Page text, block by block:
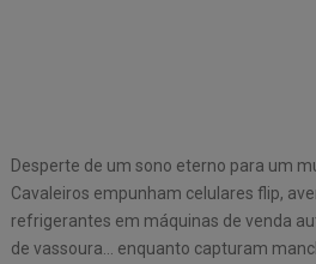
Desperte de um sono eterno para um
Cavaleiros empunham celulares flip,
refrigerantes em máquinas de venda
de vassoura… enquanto capturam